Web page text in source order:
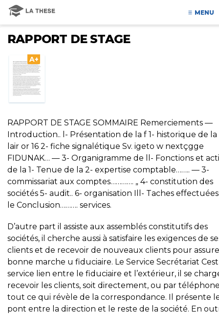
MENU
RAPPORT DE STAGE
A+
RAPPORT DE STAGE SOMMAIRE Remerciements —
Introduction.. l- Présentation de la f 1- historique de
lair or 16 2- fiche signalétique Sv. igeto w nextçgge
FIDUNAK… — 3- Organigramme de ll- Fonctions et
de la 1- Tenue de la 2- expertise comptable…….. — 3-
commissariat aux comptes…………. „ 4- constitution des
sociétés 5- audit.. 6- organisation Ill- Taches
le Conclusion………. services.
D’autre part il assiste aux assemblés constitutifs des
sociétés, il cherche aussi à satisfaire les exigences de
clients et de recevoir de nouveaux clients pour
bonne marche u fiduciaire. Le Service Secrétariat
service lien entre le fiduciaire et l’extérieur, il se
recevoir les clients, soit directement, ou par
tout ce qui révèle de la correspondance. Il présente
pont entre la direction et le reste de la société. En